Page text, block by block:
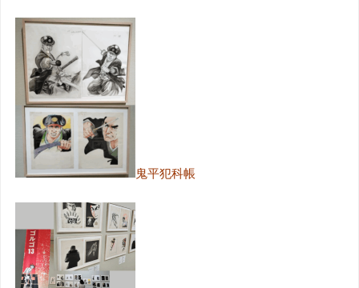
鬼平犯科帳